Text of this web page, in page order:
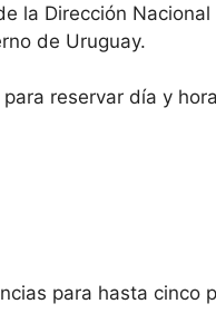
la Dirección
de Uruguay.
reservar día y
para hasta cinco